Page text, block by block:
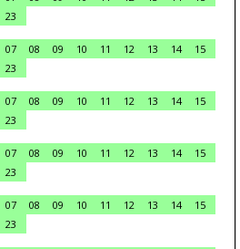
23
07 08 09 10 11 12 13 14
15
23
07 08 09 10 11 12 13 14
15
23
07 08 09 10 11 12 13 14
15
23
07 08 09 10 11 12 13 14
15
23